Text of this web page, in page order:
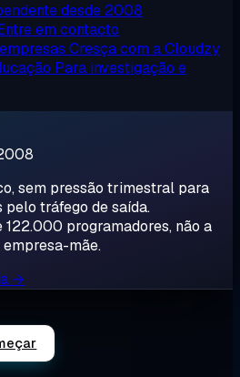
desde 2008
em contacto
Cresça com a Cloudzy
Para investigação e
sem pressão trimestral para
tráfego de saída.
122.000 programadores, não a
mãe.
→